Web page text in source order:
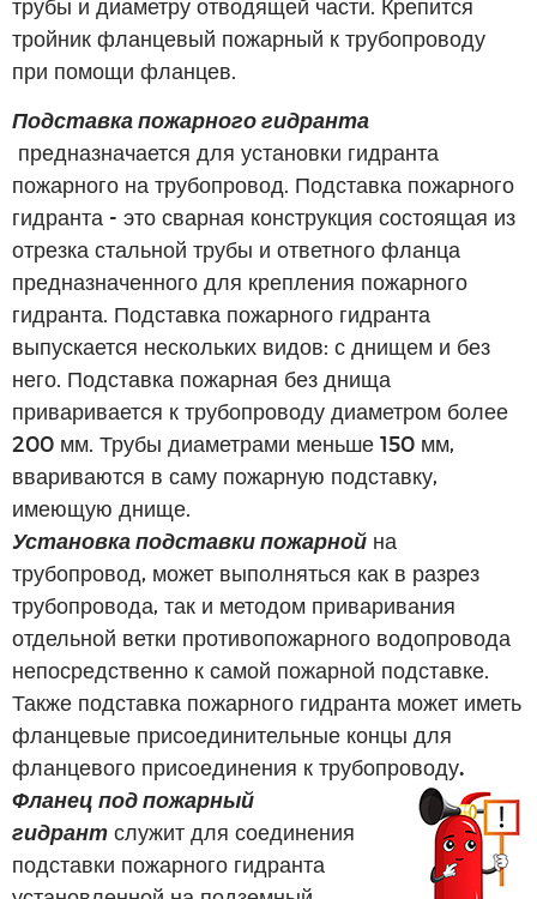
трубы и диаметру отводящей части. Крепится
тройник фланцевый пожарный к трубопроводу
при помощи фланцев.
Подставка пожарного гидранта
предназначается для установки гидранта
пожарного на трубопровод. Подставка пожарного
гидранта - это сварная конструкция состоящая из
отрезка стальной трубы и ответного фланца
предназначенного для крепления пожарного
гидранта. Подставка пожарного гидранта
выпускается нескольких видов: с днищем и без
него. Подставка пожарная без днища
приваривается к трубопроводу диаметром более
200 мм. Трубы диаметрами меньше 150 мм,
ввариваются в саму пожарную подставку,
имеющую днище.
Установка подставки пожарной на
трубопровод, может выполняться как в разрез
трубопровода, так и методом приваривания
отдельной ветки противопожарного водопровода
непосредственно к самой пожарной подставке.
Также подставка пожарного гидранта может иметь
фланцевые присоединительные концы для
фланцевого присоединения к трубопроводу.
Фланец под пожарный
гидрант служит для соединения
подставки пожарного гидранта